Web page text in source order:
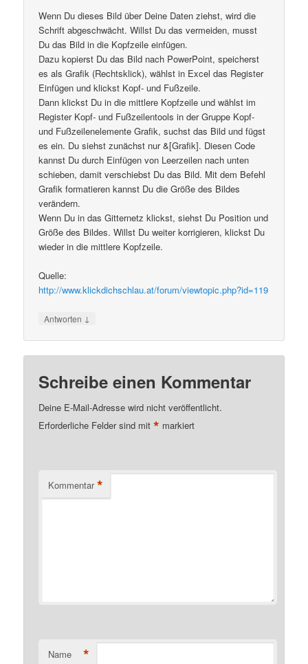
Wenn Du dieses Bild über Deine Daten ziehst, wird die
Schrift abgeschwächt. Willst Du das vermeiden, musst
Du das Bild in die Kopfzeile einfügen.
Dazu kopierst Du das Bild nach PowerPoint, speicherst
es als Grafik (Rechtsklick), wählst in Excel das Register
Einfügen und klickst Kopf- und Fußzeile.
Dann klickst Du in die mittlere Kopfzeile und wählst im
Register Kopf- und Fußzeilentools in der Gruppe Kopf-
und Fußzeilenelemente Grafik, suchst das Bild und fügst
es ein. Du siehst zunächst nur &[Grafik]. Diesen Code
kannst Du durch Einfügen von Leerzeilen nach unten
schieben, damit verschiebst Du das Bild. Mit dem Befehl
Grafik formatieren kannst Du die Größe des Bildes
verändern.
Wenn Du in das Gitternetz klickst, siehst Du Position und
Größe des Bildes. Willst Du weiter korrigieren, klickst Du
wieder in die mittlere Kopfzeile.
Quelle:
http://www.klickdichschlau.at/forum/viewtopic.php?id=119
Antworten ↓
Schreibe einen Kommentar
Deine E-Mail-Adresse wird nicht veröffentlicht.
Erforderliche Felder sind mit* markiert
Kommentar *
Name *